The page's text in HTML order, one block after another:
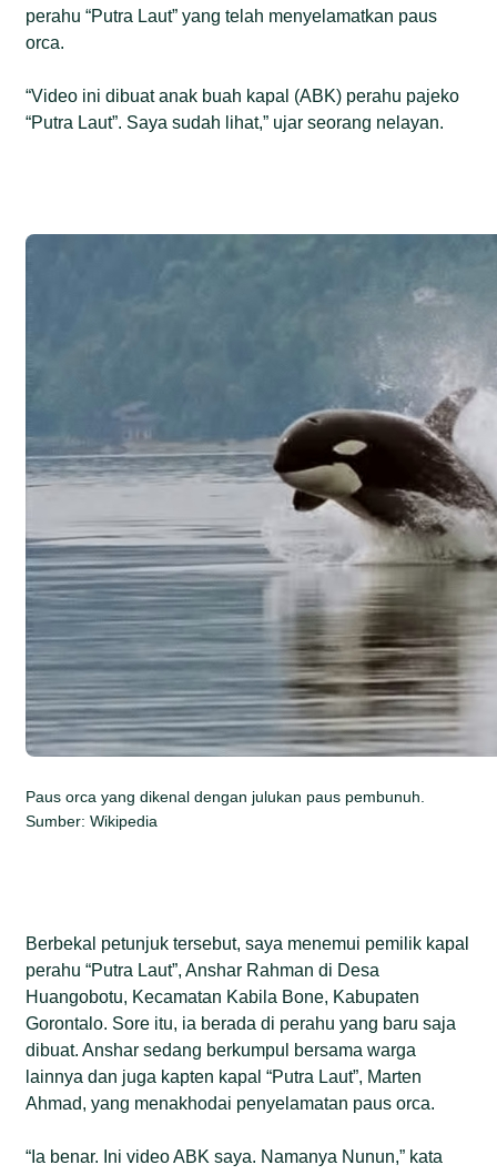
perahu “Putra Laut” yang telah menyelamatkan paus
orca.
“Video ini dibuat anak buah kapal (ABK) perahu pajeko
“Putra Laut”. Saya sudah lihat,” ujar seorang nelayan.
Paus orca yang dikenal dengan julukan paus pembunuh.
Sumber: Wikipedia
Berbekal petunjuk tersebut, saya menemui pemilik kapal
perahu “Putra Laut”, Anshar Rahman di Desa
Huangobotu, Kecamatan Kabila Bone, Kabupaten
Gorontalo. Sore itu, ia berada di perahu yang baru saja
dibuat. Anshar sedang berkumpul bersama warga
lainnya dan juga kapten kapal “Putra Laut”, Marten
Ahmad, yang menakhodai penyelamatan paus orca.
“Ia benar. Ini video ABK saya. Namanya Nunun,” kata